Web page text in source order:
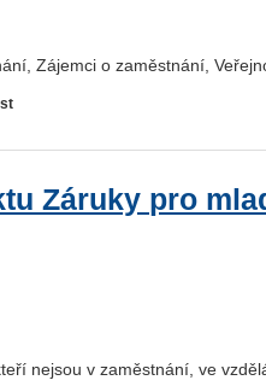
Zájemci o zaměstnání,
Záruky pro
nejsou v zaměstnání, ve